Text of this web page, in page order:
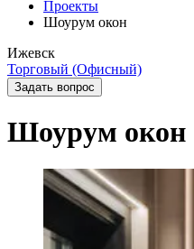
Проекты
Шоурум окон
Ижевск
Торговый (Офисный)
Задать вопрос
Шоурум окон